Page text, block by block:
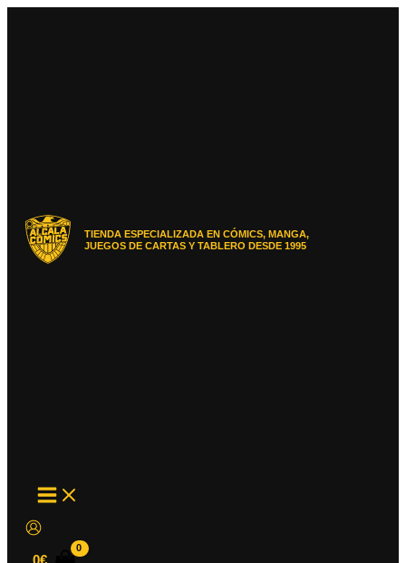
TIENDA ESPECIALIZADA EN CÓMICS, MANGA,
JUEGOS DE CARTAS Y TABLERO DESDE 1995
MAIN
MENU